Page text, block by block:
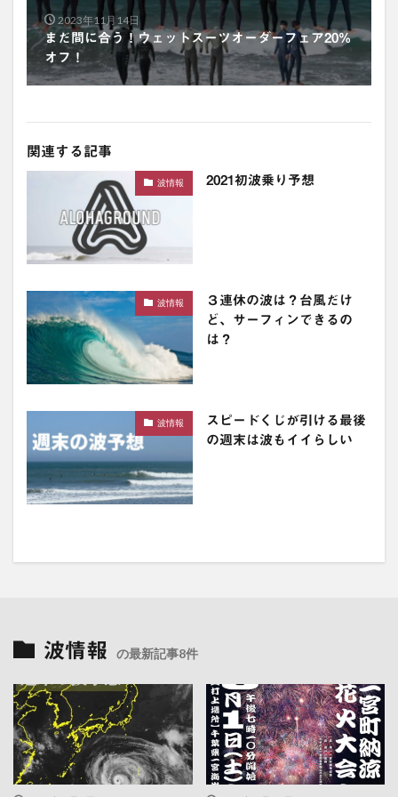
2023年11月14日
まだ間に合う！ウェットスーツオーダーフェア20%
オフ！
関連する記事
波情報 2021初波乗り予想
波情報
３連休の波は？台風だけ
ど、サーフィンできるの
は？
波情報
スピードくじが引ける最後
の週末は波もイイらしい
波情報 の最新記事8件